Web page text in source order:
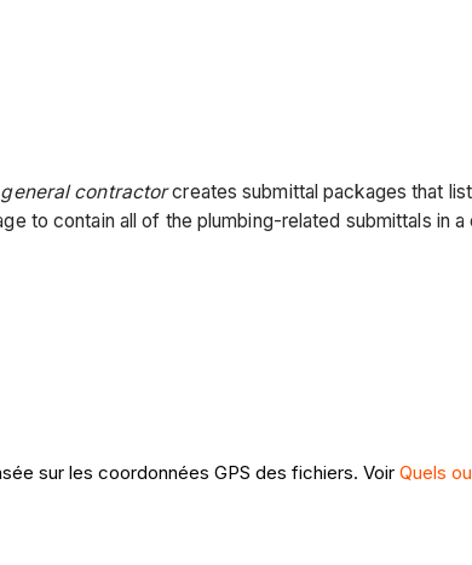
general contractorcreates submittal packages that
to contain all of the plumbing-related submittals in
sur les coordonnées GPS des fichiers. Voir Quels